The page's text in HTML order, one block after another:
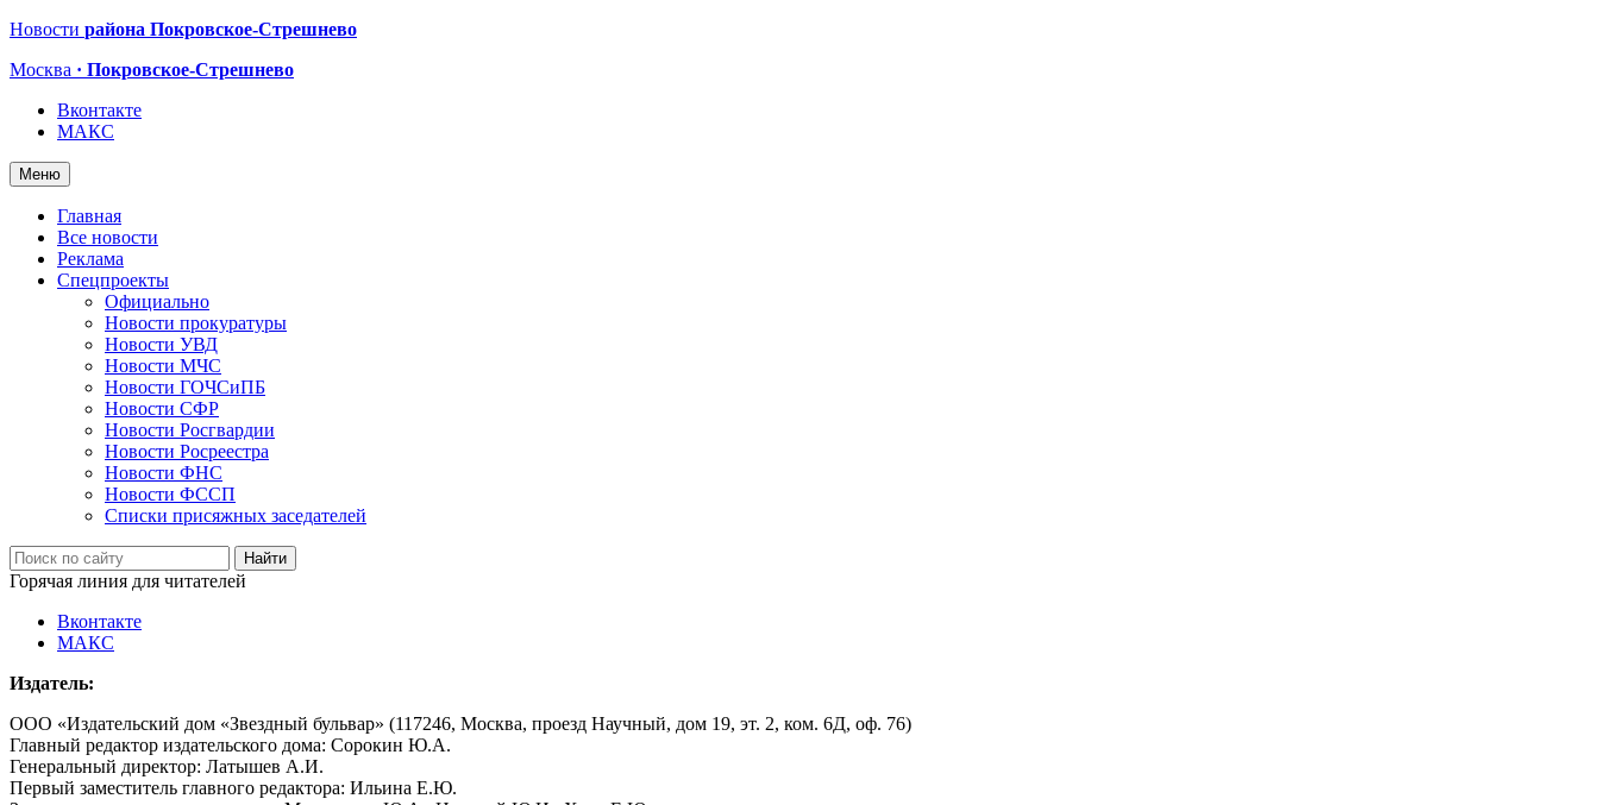
Новости района Покровское-Стрешнево
Москва · Покровское-Стрешнево
Вконтакте
МАКС
Меню
Главная
Все новости
Реклама
Спецпроекты
Официально
Новости прокуратуры
Новости УВД
Новости МЧС
Новости ГОЧСиПБ
Новости СФР
Новости Росгвардии
Новости Росреестра
Новости ФНС
Новости ФССП
Списки присяжных заседателей
Горячая линия для читателей
Вконтакте
МАКС
Издатель:
ООО «Издательский дом «Звездный бульвар» (117246, Москва, проезд Научный, дом 19, эт. 2, ком. 6Д, оф. 76)
Главный редактор издательского дома: Сорокин Ю.А.
Генеральный директор: Латышев А.И.
Первый заместитель главного редактора: Ильина Е.Ю.